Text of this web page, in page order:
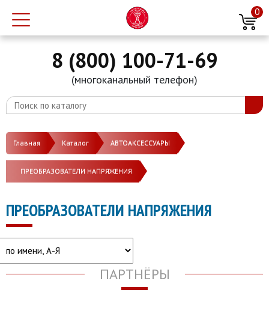
0
8 (800) 100-71-69
(многоканальный телефон)
Главная Каталог АВТОАКСЕССУАРЫ
ПРЕОБРАЗОВАТЕЛИ НАПРЯЖЕНИЯ
ПРЕОБРАЗОВАТЕЛИ НАПРЯЖЕНИЯ
ПАРТНЁРЫ